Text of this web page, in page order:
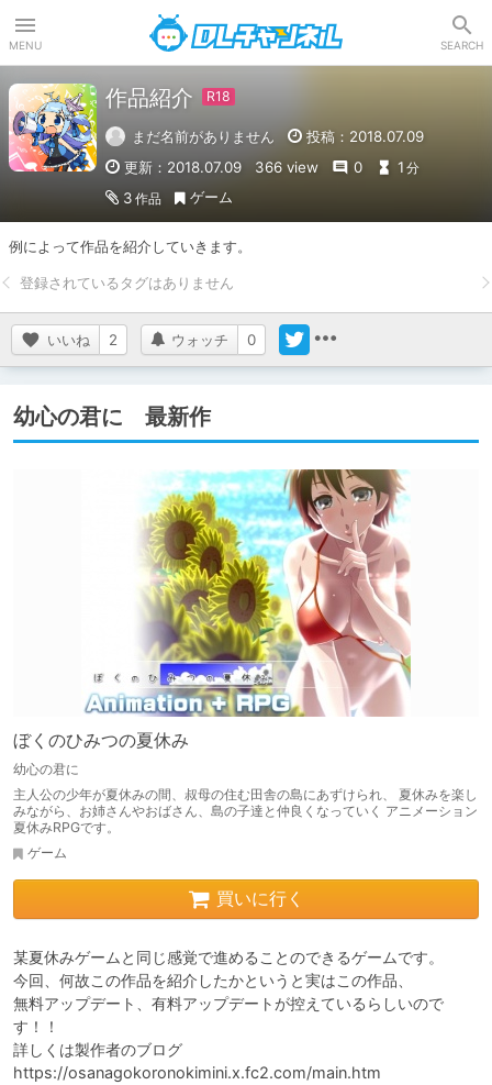
MENU SEARCH
作品紹介
まだ名前がありません
投稿：2018.07.09
更新：2018.07.09
366 view 0 1 分
3 作品 ゲーム
例によって作品を紹介していきます。
いいね 2 ウォッチ 0
幼心の君に 最新作
ぼくのひみつの夏休み
幼心の君に
主人公の少年が夏休みの間、叔母の住む田舎の島にあずけられ、 夏休みを楽し
みながら、お姉さんやおばさん、島の子達と仲良くなっていく アニメーション
夏休みRPGです。
ゲーム
買いに行く
某夏休みゲームと同じ感覚で進めることのできるゲームです。
今回、何故この作品を紹介したかというと実はこの作品、
無料アップデート、有料アップデートが控えているらしいので
す！！
詳しくは製作者のブログ
https://osanagokoronokimini.x.fc2.com/main.htm